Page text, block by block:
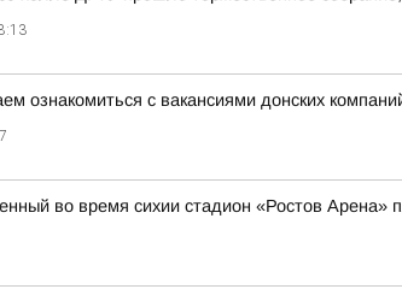
ознакомиться с вакансиями донских
во время сихии стадион «Ростов Арена»